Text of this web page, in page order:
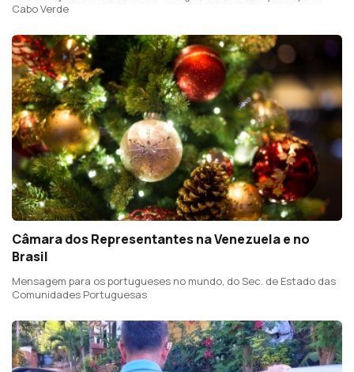
Cabo Verde
Câmara dos Representantes na Venezuela e no
Brasil
Mensagem para os portugueses no mundo, do Sec. de Estado das
Comunidades Portuguesas